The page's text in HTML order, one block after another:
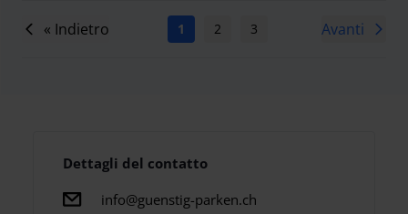
« Indietro 1 2 3 5 6
Avanti
Dettagli del contatto
info@guenstig-parken.ch